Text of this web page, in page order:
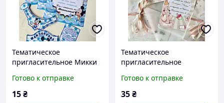
Тематическое
пригласительное Микки
рождения на 1 годик
Готово к отправке
15₴
Тематическое
пригласительное
дня рождения на 1 годик
Готово к отправке
35₴